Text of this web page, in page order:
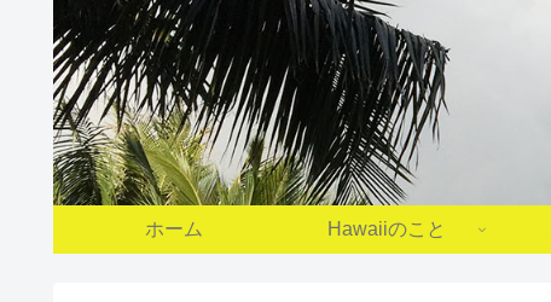
ホーム Hawaiiのこと